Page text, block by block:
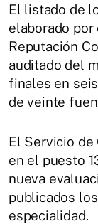
El listado de
elaborado
Reputación
auditado del
finales en
de veinte
El Servicio de
en el puesto
nueva
publicados
especialidad.